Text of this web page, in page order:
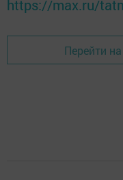
https://max.ru/
Перейти